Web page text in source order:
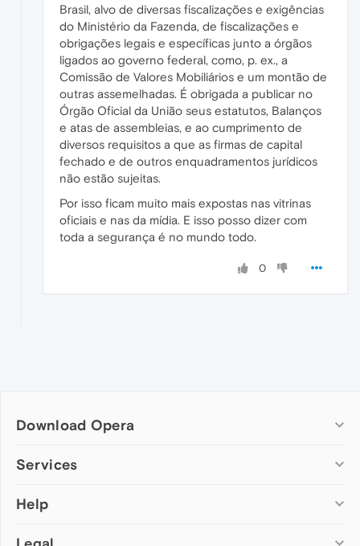
Brasil, alvo de diversas fiscalizações e exigências
do Ministério da Fazenda, de fiscalizações e
obrigações legais e específicas junto a órgãos
ligados ao governo federal, como, p. ex., a
Comissão de Valores Mobiliários e um montão de
outras assemelhadas. É obrigada a publicar no
Órgão Oficial da União seus estatutos, Balanços
e atas de assembleias, e ao cumprimento de
diversos requisitos a que as firmas de capital
fechado e de outros enquadramentos jurídicos
não estão sujeitas.
Por isso ficam muito mais expostas nas vitrinas
oficiais e nas da mídia. E isso posso dizer com
toda a segurança é no mundo todo.
0
Download Opera
Computer browsers
Opera for Mac
Services
Add-ons
Wallpapers
Help
Help & support